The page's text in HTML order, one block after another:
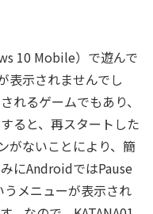
10 Mobile）で遊んで
表示されませんでし
れるゲームでもあり、
ると、再スタートした
がないことにより、簡
にAndroidではPause
メニューが表示され